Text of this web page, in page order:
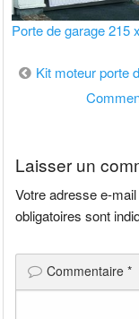
Porte de garage 215
Navigation
Kit moteur porte
Laisser un
Votre adresse e-
obligatoires sont
Commentaire*